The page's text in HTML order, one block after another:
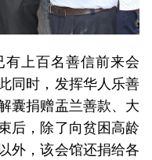
上百名善信前来会
同时，发挥华人乐善
囊捐赠盂兰善款、大
后，除了向贫困高龄
外，该会馆还捐给各